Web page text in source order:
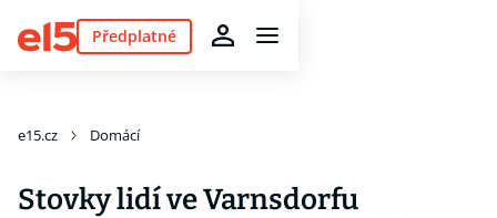
Předplatné
e15.cz Domácí
Stovky lidí ve Varnsdorfu